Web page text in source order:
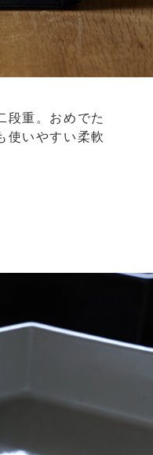
段重。おめでた
使いやすい柔軟